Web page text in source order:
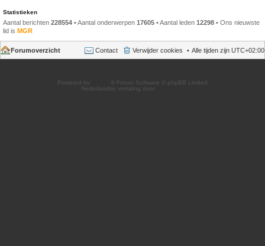
Statistieken
Aantal berichten 228554 • Aantal onderwerpen 17605 • Aantal leden 12298 • Ons nieuwste
lid is MGR
Forumoverzicht Alle tijden zijn UTC+02:00
Verwijder cookies
Contact
Powered by
® Forum Software © phpBB Limited
Nederlandse vertaling door